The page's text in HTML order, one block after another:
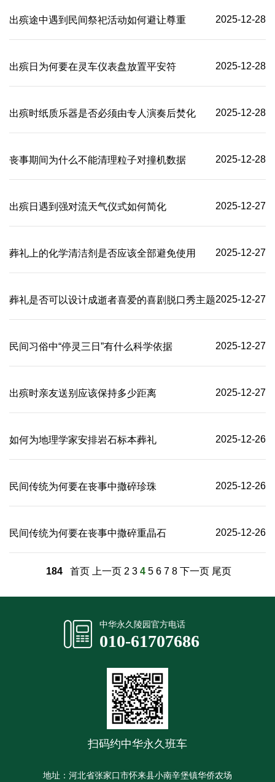
出殡途中遇到民间祭祀活动如何避让尊重 2025-12-28
出殡日为何要在灵车仪表盘放置平安符 2025-12-28
出殡时纸质乐器是否必须由专人演奏后焚化 2025-12-28
丧事期间为什么不能清理粒子对撞机数据 2025-12-28
出殡日遇到强对流天气仪式如何简化 2025-12-27
葬礼上的化学清洁剂是否应该全部避免使用 2025-12-27
葬礼是否可以设计成逝者喜爱的喜剧脱口秀主题2025-12-27
民间习俗中“停灵三日”有什么科学依据 2025-12-27
出殡时亲友送别应该保持多少距离 2025-12-27
如何为地理学家安排岩石标本葬礼 2025-12-26
民间传统为何要在丧事中撒碎珍珠 2025-12-26
民间传统为何要在丧事中撒碎重晶石 2025-12-26
184 首页 上一页 2 3 4 5 6 7 8 下一页 尾页
中华永久陵园官方电话
010-61707686
扫码约中华永久班车
地址：河北省张家口市怀来县小南辛堡镇华侨农场